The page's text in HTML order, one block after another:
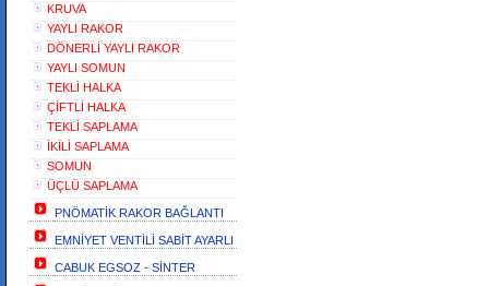
KRUVA
YAYLI RAKOR
DÖNERLİ YAYLI RAKOR
YAYLI SOMUN
TEKLİ HALKA
ÇİFTLİ HALKA
TEKLİ SAPLAMA
İKİLİ SAPLAMA
SOMUN
ÜÇLÜ SAPLAMA
PNÖMATİK RAKOR BAĞLANTI
EMNİYET VENTİLİ SABİT AYARLI
CABUK EGSOZ - SİNTER